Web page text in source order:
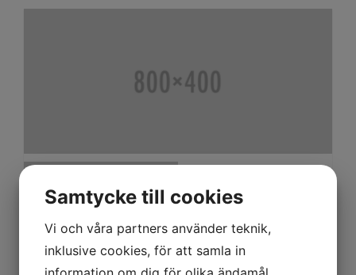
Lorem Ipsum
Samtycke till cookies
Vi och våra partners använder teknik,
inklusive cookies, för att samla in